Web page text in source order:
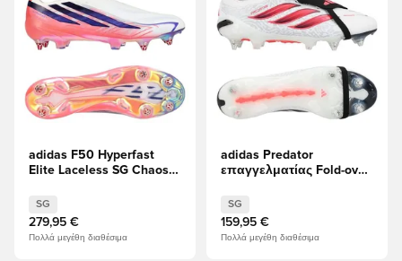
adidas F50 Hyperfast
Elite Laceless SG Chaos
SG
279,95 €
Πολλά μεγέθη διαθέσιμα
adidas Predator
επαγγελματίας Fold-over
Control
SG
159,95 €
Πολλά μεγέθη διαθέσιμα